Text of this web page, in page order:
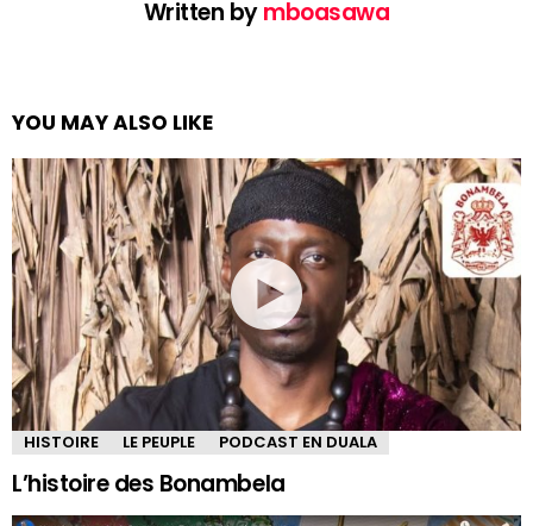
Written bymboasawa
YOU MAY ALSO LIKE
HISTOIRE LE PEUPLE PODCAST EN DUALA
L’histoire des Bonambela